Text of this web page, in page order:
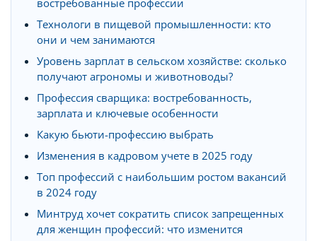
Технологи в пищевой промышленности: кто
они и чем занимаются
Уровень зарплат в сельском хозяйстве: сколько
получают агрономы и животноводы?
Профессия сварщика: востребованность,
зарплата и ключевые особенности
Какую бьюти-профессию выбрать
Изменения в кадровом учете в 2025 году
Топ профессий с наибольшим ростом вакансий
в 2024 году
Минтруд хочет сократить список запрещенных
для женщин профессий: что изменится